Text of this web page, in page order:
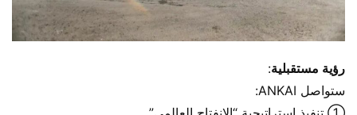
​رؤية مستقبلية​​:
ستواصل ANKAI: